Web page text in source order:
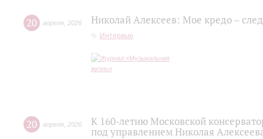
20 апреля 2026 Николай Алексеев: Мое кредо –
Интервью
20 апреля 2026
К 160-летию Московской
под управлением Николая